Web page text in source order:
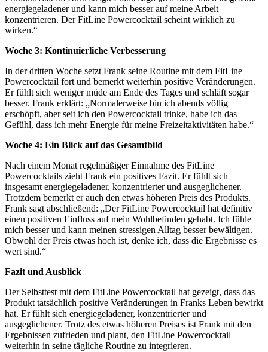
energiegeladener und kann mich besser auf meine Arbeit
konzentrieren. Der FitLine Powercocktail scheint wirklich zu
wirken.“
Woche 3: Kontinuierliche Verbesserung
In der dritten Woche setzt Frank seine Routine mit dem FitLine
Powercocktail fort und bemerkt weiterhin positive Veränderungen.
Er fühlt sich weniger müde am Ende des Tages und schläft sogar
besser. Frank erklärt: „Normalerweise bin ich abends völlig
erschöpft, aber seit ich den Powercocktail trinke, habe ich das
Gefühl, dass ich mehr Energie für meine Freizeitaktivitäten habe.“
Woche 4: Ein Blick auf das Gesamtbild
Nach einem Monat regelmäßiger Einnahme des FitLine
Powercocktails zieht Frank ein positives Fazit. Er fühlt sich
insgesamt energiegeladener, konzentrierter und ausgeglichener.
Trotzdem bemerkt er auch den etwas höheren Preis des Produkts.
Frank sagt abschließend: „Der FitLine Powercocktail hat definitiv
einen positiven Einfluss auf mein Wohlbefinden gehabt. Ich fühle
mich besser und kann meinen stressigen Alltag besser bewältigen.
Obwohl der Preis etwas hoch ist, denke ich, dass die Ergebnisse es
wert sind.“
Fazit und Ausblick
Der Selbsttest mit dem FitLine Powercocktail hat gezeigt, dass das
Produkt tatsächlich positive Veränderungen in Franks Leben bewirkt
hat. Er fühlt sich energiegeladener, konzentrierter und
ausgeglichener. Trotz des etwas höheren Preises ist Frank mit den
Ergebnissen zufrieden und plant, den FitLine Powercocktail
weiterhin in seine tägliche Routine zu integrieren.